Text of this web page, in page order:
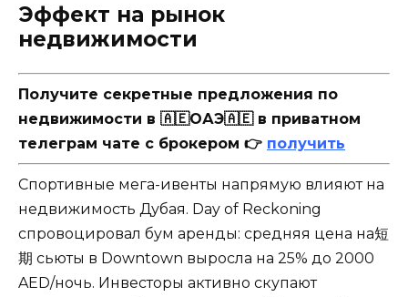
Эффект на рынок
недвижимости
Получите секретные предложения по
недвижимости в 🇦🇪ОАЭ🇦🇪 в приватном
телеграм чате с брокером 👉 получить
Спортивные мега-ивенты напрямую влияют на
недвижимость Дубая. Day of Reckoning
спровоцировал бум аренды: средняя цена на短
期 сьюты в Downtown выросла на 25% до 2000
AED/ночь. Инвесторы активно скупают